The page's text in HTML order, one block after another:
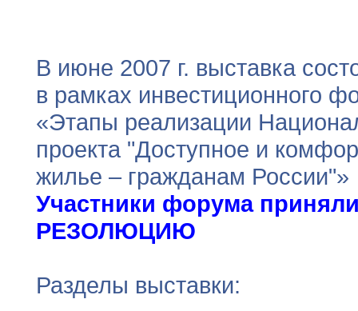
В июне 2007 г. выставка
в рамках инвестиционного
«Этапы реализации
проекта "Доступное и
жилье – гражданам России"»
Участники форума
РЕЗОЛЮЦИЮ
Разделы выставки: